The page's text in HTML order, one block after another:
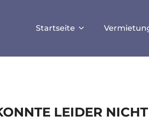
true);
Startseite
LEIDER